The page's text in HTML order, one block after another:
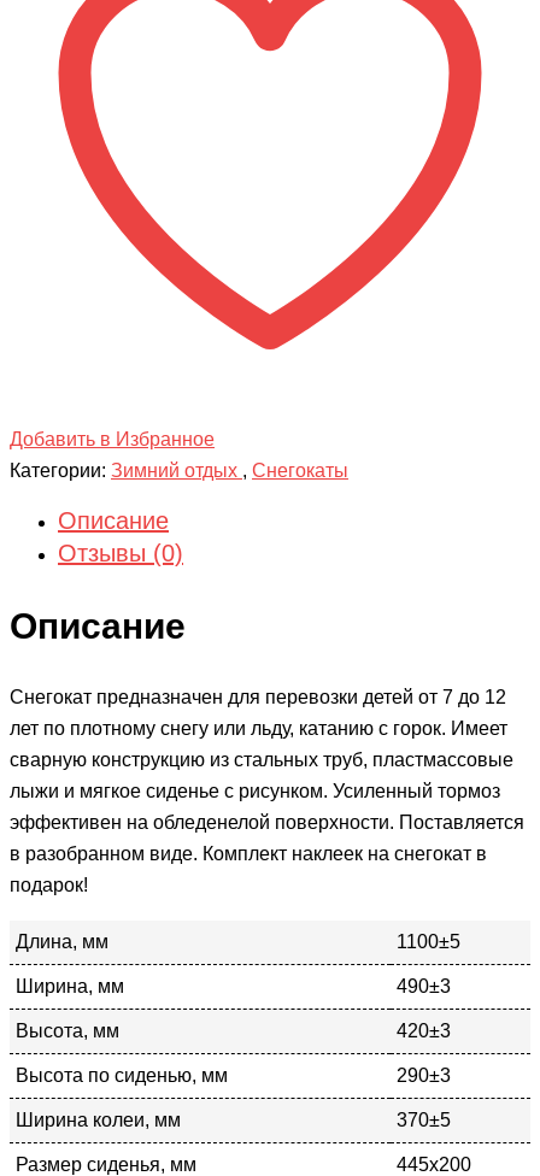
МИШКИ
Добавить в Избранное
Категории: Зимний отдых , Снегокаты
Описание
Отзывы (0)
Описание
Снегокат предназначен для перевозки детей от 7 до 12
лет по плотному снегу или льду, катанию с горок. Имеет
сварную конструкцию из стальных труб, пластмассовые
лыжи и мягкое сиденье с рисунком. Усиленный тормоз
эффективен на обледенелой поверхности. Поставляется
в разобранном виде. Комплект наклеек на снегокат в
подарок!
Длина, мм 1100±5
Ширина, мм 490±3
Высота, мм 420±3
Высота по сиденью, мм 290±3
Ширина колеи, мм 370±5
Размер сиденья, мм 445х200